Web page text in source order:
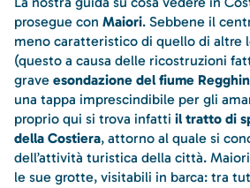
prosegue con Maiori. Sebbene il
meno caratteristico di quello di altre
(questo a causa delle ricostruzioni
grave esondazione del fiume
una tappa imprescindibile per gli
proprio qui si trova infatti il tratto di
della Costiera, attorno al quale si
dell’attività turistica della città.
le sue grotte, visitabili in barca: tra